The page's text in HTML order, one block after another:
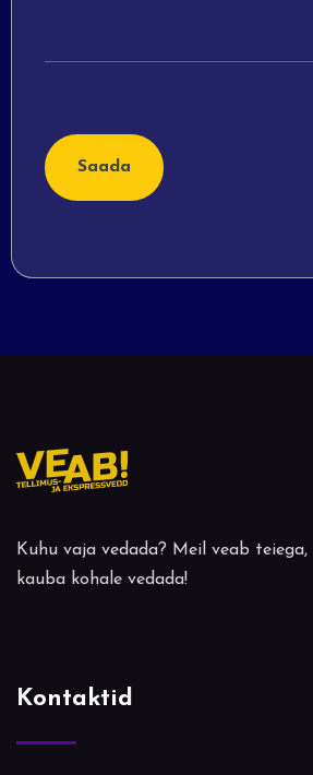
Kuhu vaja vedada? Meil veab
kauba kohale vedada!
Kontaktid